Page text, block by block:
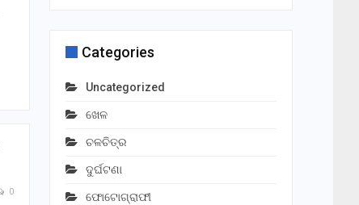
0
Categories
Uncategorized
ଖେଳ
ଚଳଚିତ୍ର
ଦୁର୍ଘଟଣା
ଫୋଟୋଗ୍ରାଫୀ